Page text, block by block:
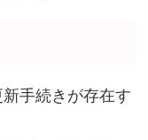
手続きが存在す